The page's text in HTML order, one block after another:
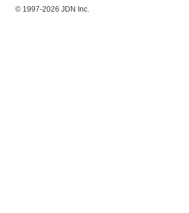
© 1997-2026 JDN Inc.